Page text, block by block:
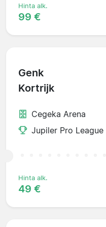
Hinta alk.
99 €
Genk
Kortrijk
Cegeka Arena
Jupiler Pro League
Hinta alk.
49 €